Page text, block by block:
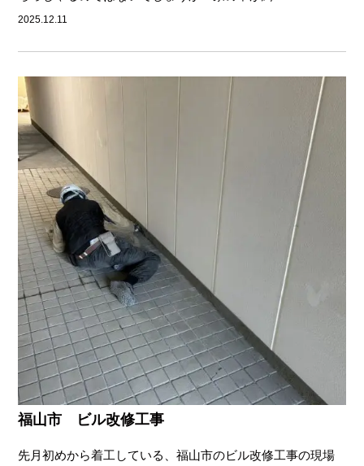
2025.12.11
福山市 ビル改修工事
先月初めから着工している、福山市のビル改修工事の現場